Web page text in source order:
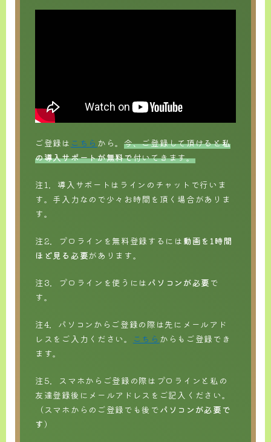
ご登録は こちら から。今、ご登録して頂けると私
の導入サポートが無料で付いてきます。
注1．導入サポートはラインのチャットで行いま
す。手入力なので少々お時間を頂く場合がありま
す。
注2．プロラインを無料登録するには 動画を1時間
ほど見る必要があります。
注3．プロラインを使うには パソコンが必要 で
す。
注4．パソコンからご登録の際は先にメールアド
レスをご入力ください。
こちら からもご登録でき
ます。
注5．スマホからご登録の際はプロラインと私の
友達登録後にメールアドレスをご記入ください。
（スマホからのご登録でも後でパソコンが必要で
す）